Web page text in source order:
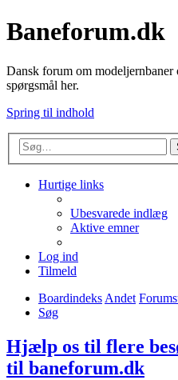
Baneforum.dk
Dansk forum om
spørgsmål her.
Spring til indhold
Hurtige links
Ubesvarede indlæg
Aktive emner
Log ind
Tilmeld
BoardindeksAndet
Søg
Hjælp os til flere
til baneforum.dk